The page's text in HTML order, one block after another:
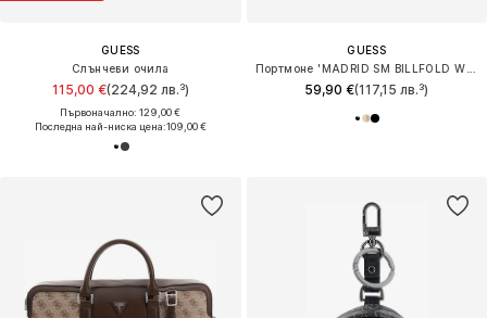
GUESS
Слънчеви очила
115,00 €(224,92 лв.³)
Първоначално: 129,00 €
Последна най-ниска цена:109,00 €
GUESS
59,90 €(117,15 лв.³)